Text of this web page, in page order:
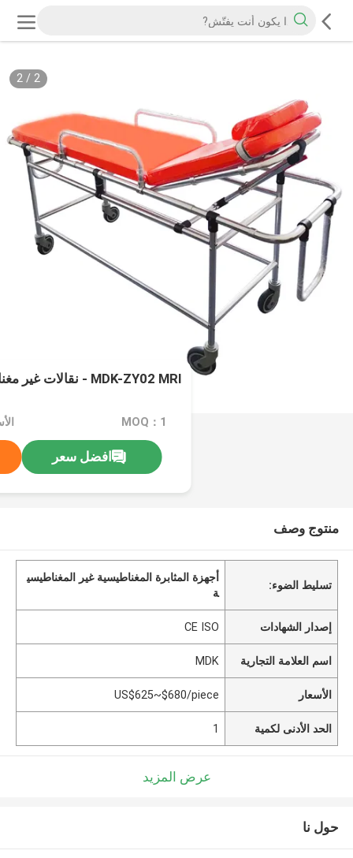
2
/
2
MDK-ZY02 MRI - نقالات غير مغناطيسية
MOQ：1
افضل سعر
منتوج وصف
تسليط الضوء:
أجهزة المثابرة المغناطيسية غير المغناطيسي
ة
إصدار الشهادات CE ISO
اسم العلامة التجارية MDK
الأسعار US$625~$680/piece
الحد الأدنى لكمية 1
عرض المزيد
حول نا